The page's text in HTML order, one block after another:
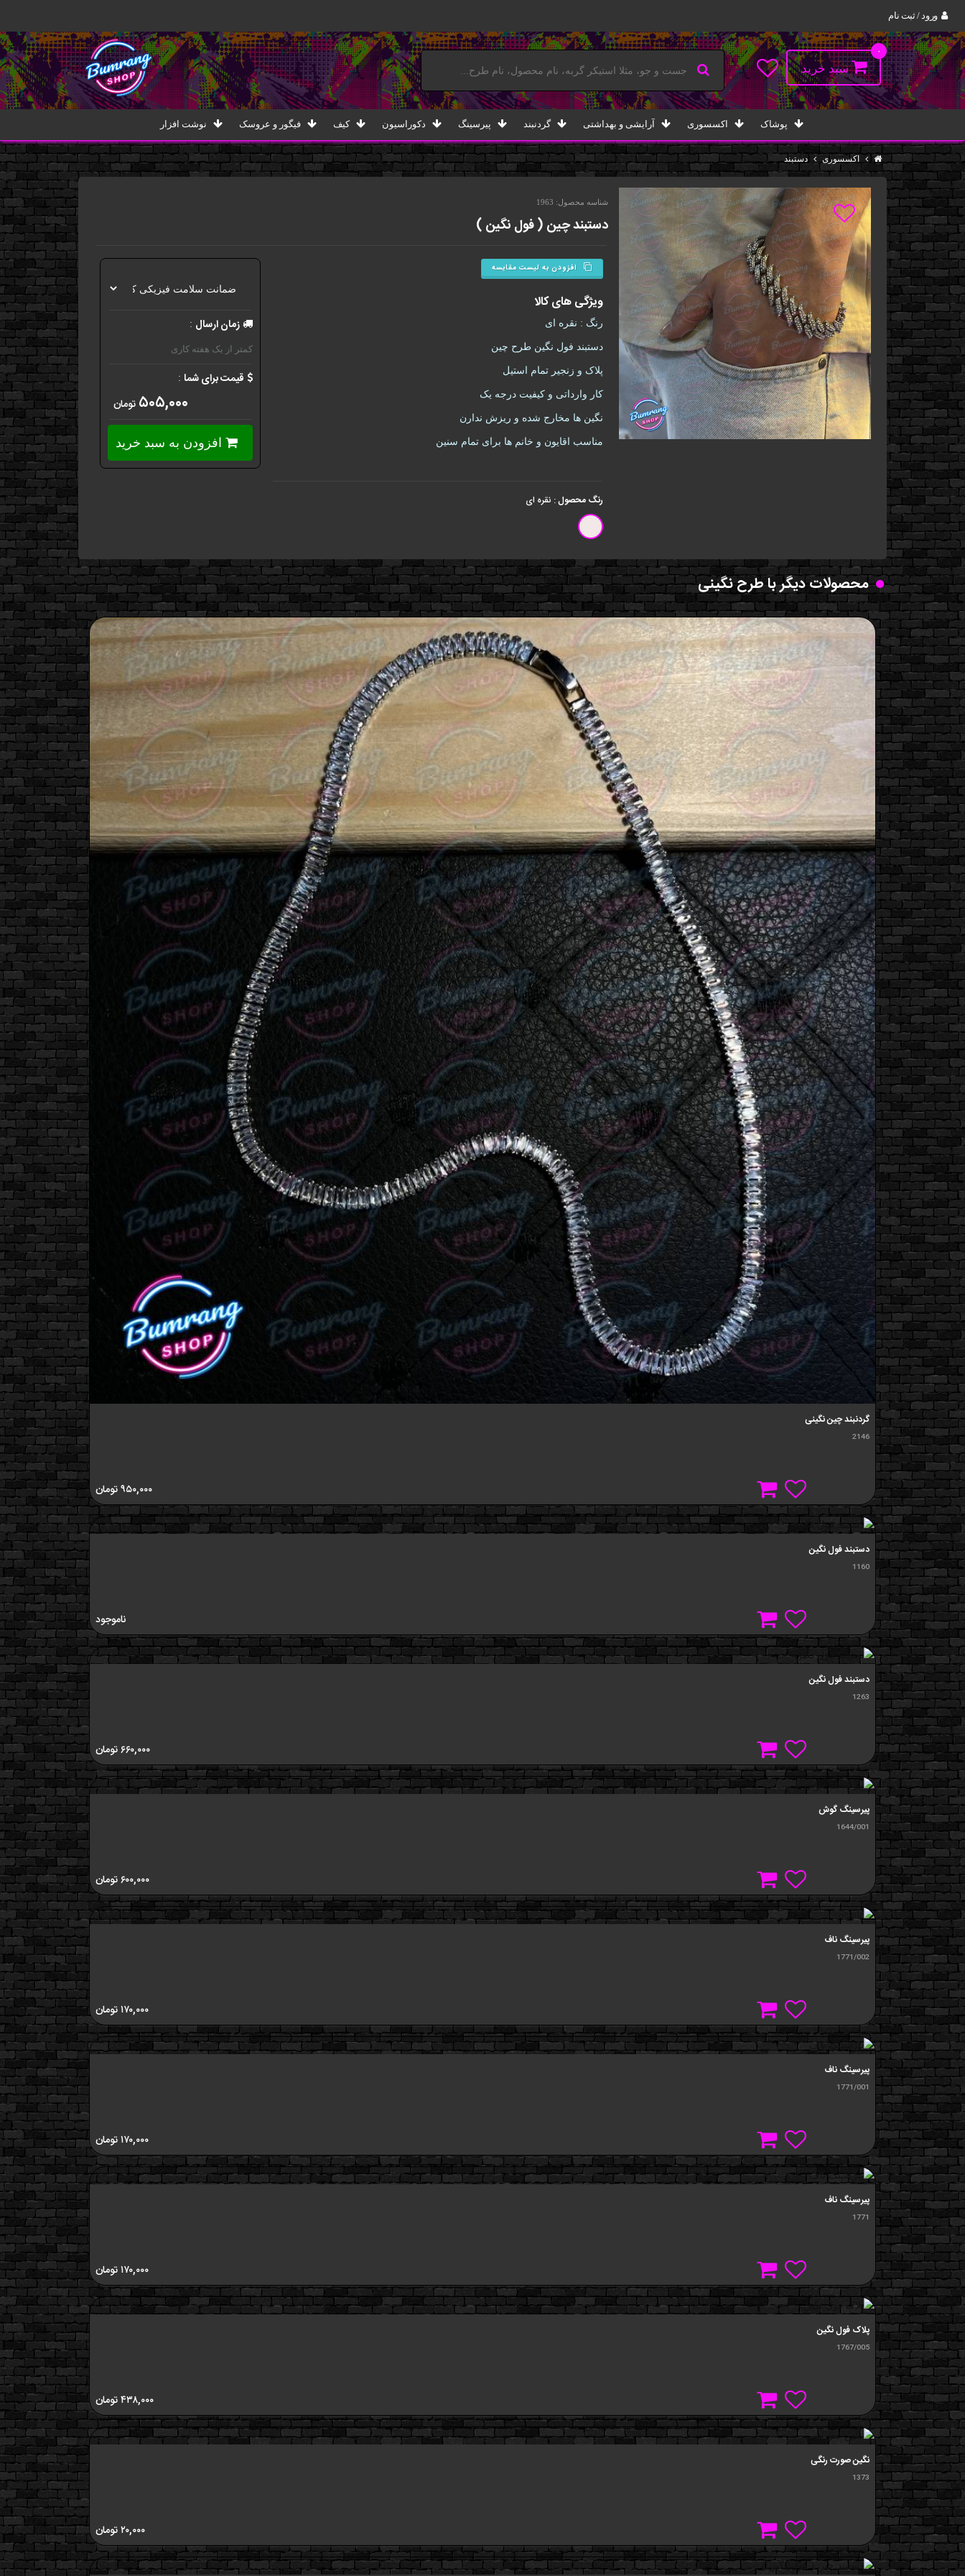
ورود / ثبت نام
۰
سبد خرید
پوشاک اکسسوری آرایشی و بهداشتی گردنبند پیرسینگ دکوراسیون کیف فیگور و عروسک نوشت افزار
اکسسوری دستبند
شناسه محصول: 1963
دستبند چین ( فول نگین )
افزودن به لیست مقایسه
ویژگی های کالا
رنگ : نقره ای
دستبند فول نگین طرح چین
پلاک و زنجیر تمام استیل
کار وارداتی و کیفیت درجه یک
نگین ها مخارج شده و ریزش ندارن
مناسب اقایون و خانم ها برای تمام سنین
رنگ محصول: نقره ای
زمان ارسال :
کمتر از یک هفته کاری
قیمت برای شما :
۵۰۵,۰۰۰ تومان
افزودن به سبد خرید
محصولات دیگر با طرح نگینی
گردنبند چین نگینی
2146
۹۵۰,۰۰۰تومان
دستبند فول نگین
1160
ناموجود
دستبند فول نگین
1263
۶۶۰,۰۰۰تومان
پيرسينگ گوش
1644/001
۶۰۰,۰۰۰تومان
پيرسینگ ناف
1771/002
۱۷۰,۰۰۰تومان
پيرسینگ ناف
1771/001
۱۷۰,۰۰۰تومان
پيرسینگ ناف
1771
۱۷۰,۰۰۰تومان
پلاک فول نگين
1767/005
۴۳۸,۰۰۰تومان
نگين صورت رنگی
1373
۲۰,۰۰۰تومان